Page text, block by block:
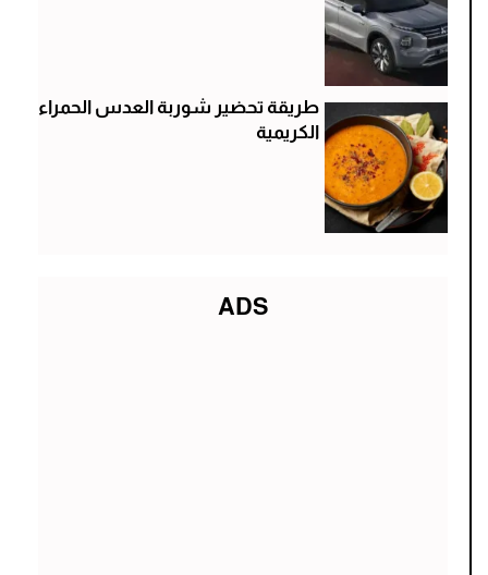
طريقة تحضير شوربة العدس الحمراء
الكريمية
ADS